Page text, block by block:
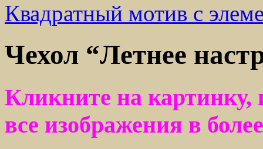
Квадратный мотив с
Чехол “Летнее
Кликните на картинку,
все изображения в